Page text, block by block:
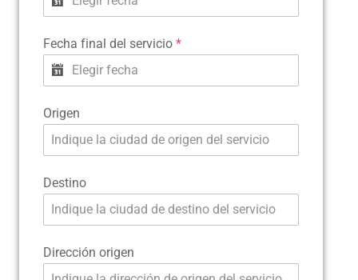
Fecha final del servicio *
Origen
Destino
Dirección origen